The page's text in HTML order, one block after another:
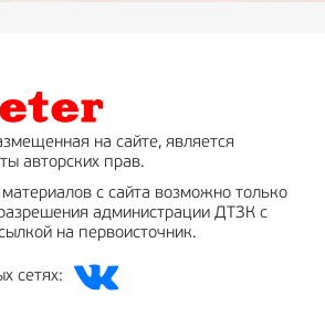
на сайте, является
авторских прав.
с сайта возможно только
администрации ДТЗК с
на первоисточник.
сетях: